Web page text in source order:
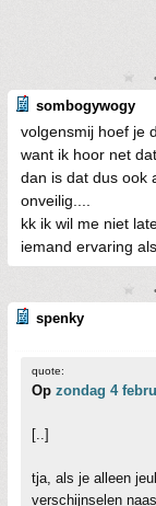
sombogywogy
volgensmij hoef je
want ik hoor net
dan is dat dus ook
onveilig....
kk ik wil me niet
iemand ervaring
spenky
quote:
Op zondag 4
[..]
tja, als je alleen
verschijnselen